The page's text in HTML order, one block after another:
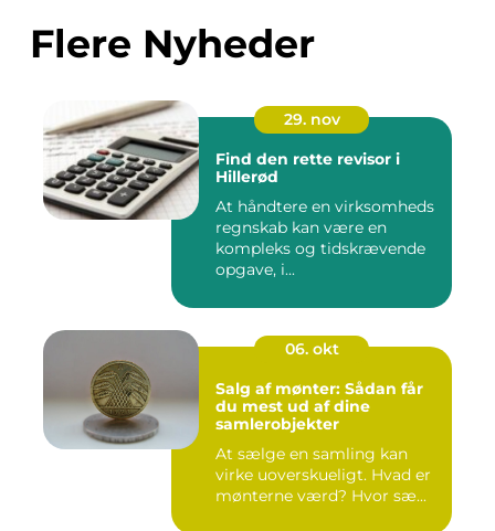
Flere Nyheder
29. nov
Find den rette revisor i
Hillerød
At håndtere en virksomheds
regnskab kan være en
kompleks og tidskrævende
opgave, i...
06. okt
Salg af mønter: Sådan får
du mest ud af dine
samlerobjekter
At sælge en samling kan
virke uoverskueligt. Hvad er
mønterne værd? Hvor sæ...